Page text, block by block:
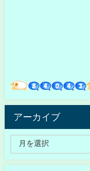
アーカイブ